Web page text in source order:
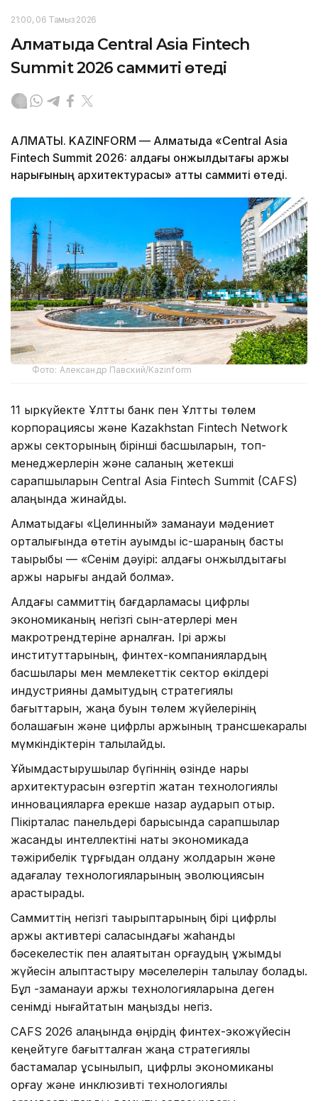
21:00, 06 Тамыз 2026
Алматыда Central Asia Fintech
Summit 2026 саммиті өтеді
АЛМАТЫ. KAZINFORM — Алматыда «Central Asia
Fintech Summit 2026: алдағы онжылдықтағы қаржы
нарығының архитектурасы» атты саммиті өтеді.
Фото: Александр Павский/Kazinform
11 қыркүйекте Ұлттық банк пен Ұлттық төлем
корпорациясы және Kazakhstan Fintech Network
қаржы секторының бірінші басшыларын, топ-
менеджерлерін және саланың жетекші
сарапшыларын Central Asia Fintech Summit (CAFS)
алаңында жинайды.
Алматыдағы «Целинный» заманауи мәдениет
орталығында өтетін ауқымды іс-шараның басты
тақырыбы — «Сенім дәуірі: алдағы онжылдықтағы
қаржы нарығы қандай болмақ».
Алдағы саммиттің бағдарламасы цифрлық
экономиканың негізгі сын-қатерлері мен
макротрендтеріне арналған. Ірі қаржы
институттарының, финтех-компаниялардың
басшылары мен мемлекеттік сектор өкілдері
индустрияны дамытудың стратегиялық
бағыттарын, жаңа буын төлем жүйелерінің
болашағын және цифрлық қаржының трансшекаралық
мүмкіндіктерін талқылайды.
Ұйымдастырушылар бүгіннің өзінде нарық
архитектурасын өзгертіп жатқан технологиялық
инновацияларға ерекше назар аударып отыр.
Пікірталас панельдері барысында сарапшылар
жасанды интеллектіні нақты экономикада
тәжірибелік тұрғыдан қолдану жолдарын және
қадағалау технологияларының эволюциясын
қарастырады.
Саммиттің негізгі тақырыптарының бірі цифрлық
қаржы активтері саласындағы жаһандық
бәсекелестік пен алаяқтықтан қорғаудың ұжымдық
жүйесін қалыптастыру мәселелерін талқылау болады.
Бұл -заманауи қаржы технологияларына деген
сенімді нығайтатын маңызды негіз.
CAFS 2026 алаңында өңірдің финтех-экожүйесін
кеңейтуге бағытталған жаңа стратегиялық
бастамалар ұсынылып, цифрлық экономиканы
қорғау және инклюзивті технологиялық